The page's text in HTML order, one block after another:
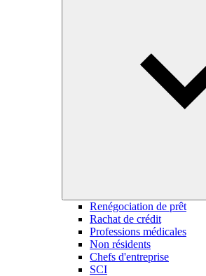
Renégociation de prêt
Rachat de crédit
Professions médicales
Non résidents
Chefs d'entreprise
SCI